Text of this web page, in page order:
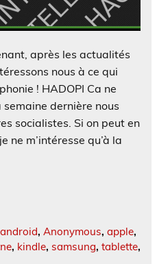
après les actualités
nous à ce qui
! HADOPI Ca ne
dernière nous
socialistes. Si on peut en
ne m’intéresse qu’à la
android, Anonymous, apple,
, kindle, samsung, tablette,